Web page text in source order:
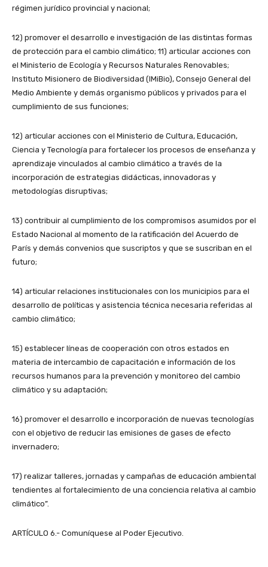
régimen jurídico provincial y nacional;
12) promover el desarrollo e investigación de las distintas formas
de protección para el cambio climático; 11) articular acciones con
el Ministerio de Ecología y Recursos Naturales Renovables;
Instituto Misionero de Biodiversidad (IMiBio), Consejo General del
Medio Ambiente y demás organismo públicos y privados para el
cumplimiento de sus funciones;
12) articular acciones con el Ministerio de Cultura, Educación,
Ciencia y Tecnología para fortalecer los procesos de enseñanza y
aprendizaje vinculados al cambio climático a través de la
incorporación de estrategias didácticas, innovadoras y
metodologías disruptivas;
13) contribuir al cumplimiento de los compromisos asumidos por el
Estado Nacional al momento de la ratificación del Acuerdo de
París y demás convenios que suscriptos y que se suscriban en el
futuro;
14) articular relaciones institucionales con los municipios para el
desarrollo de políticas y asistencia técnica necesaria referidas al
cambio climático;
15) establecer líneas de cooperación con otros estados en
materia de intercambio de capacitación e información de los
recursos humanos para la prevención y monitoreo del cambio
climático y su adaptación;
16) promover el desarrollo e incorporación de nuevas tecnologías
con el objetivo de reducir las emisiones de gases de efecto
invernadero;
17) realizar talleres, jornadas y campañas de educación ambiental
tendientes al fortalecimiento de una conciencia relativa al cambio
climático”.
ARTÍCULO 6.- Comuníquese al Poder Ejecutivo.